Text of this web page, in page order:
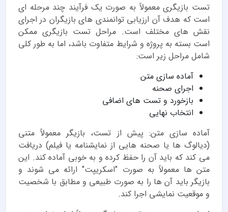
تست بازیگری معمولاً به صورت یک فرآیند چند مرحله ای
است که هدف آن ارزیابی توانمندی های بازیگران در اجرای
نقش های مختلف است. مراحل تست بازیگری ممکن
است بسته به پروژه و شرایط متفاوت باشد، اما به طور کلی
شامل مراحل زیر است:
آماده سازی متن
اجرای صحنه
بازخورد و تست های اضافی
انتخاب نهایی
آماده سازی متن: پیش از تست، بازیگر معمولاً متنی
(دیالوگ ها یا صحنه هایی از نمایشنامه یا فیلم) دریافت
می کند که باید آن را حفظ کرده و به خوبی آماده کند. این
متن ها معمولاً به صورت "اسکریپت" ارائه می شوند و
بازیگر باید آن ها را به صورت طبیعی و مطابق با شخصیت
و موقعیت نمایشی اجرا کند.